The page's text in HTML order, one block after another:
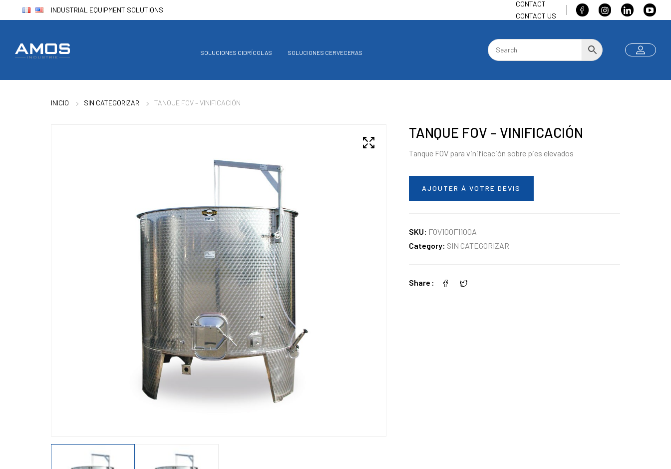
INDUSTRIAL EQUIPMENT SOLUTIONS
CONTACT
CONTACT US
SOLUCIONES CIDRÍCOLAS SOLUCIONES CERVECERAS
INICIO SIN CATEGORIZAR TANQUE FOV – VINIFICACIÓN
TANQUE FOV – VINIFICACIÓN
Tanque FOV para vinificación sobre pies elevados
AJOUTER À VOTRE DEVIS
SKU: FOV100F1100A
Category: SIN CATEGORIZAR
Share